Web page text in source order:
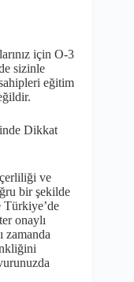
için O-3
sizinle
eğitim
Dikkat
ve
bir şekilde
Türkiye’de
onaylı
zamanda